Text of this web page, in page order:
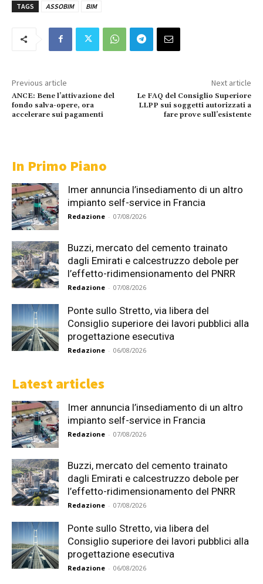
TAGS ASSOBIM BIM
Previous article
ANCE: Bene l’attivazione del
fondo salva-opere, ora
accelerare sui pagamenti
Next article
Le FAQ del Consiglio Superiore
LLPP sui soggetti autorizzati a
fare prove sull’esistente
In Primo Piano
Imer annuncia l’insediamento di un altro
impianto self-service in Francia
Redazione - 07/08/2026
Buzzi, mercato del cemento trainato
dagli Emirati e calcestruzzo debole per
l’effetto-ridimensionamento del PNRR
Redazione - 07/08/2026
Ponte sullo Stretto, via libera del
Consiglio superiore dei lavori pubblici alla
progettazione esecutiva
Redazione - 06/08/2026
Latest articles
Imer annuncia l’insediamento di un altro
impianto self-service in Francia
Redazione - 07/08/2026
Buzzi, mercato del cemento trainato
dagli Emirati e calcestruzzo debole per
l’effetto-ridimensionamento del PNRR
Redazione - 07/08/2026
Ponte sullo Stretto, via libera del
Consiglio superiore dei lavori pubblici alla
progettazione esecutiva
Redazione - 06/08/2026